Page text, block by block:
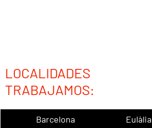
LOCALIDADES
TRABAJAMOS:
Barcelona